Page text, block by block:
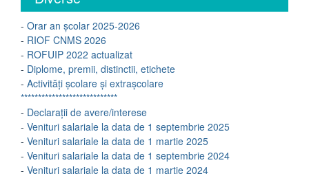
- Orar an școlar 2025-2026
- RIOF CNMS 2026
- ROFUIP 2022 actualizat
- Diplome, premii, distinctii, etichete
- Activități școlare și extrașcolare
****************************
- Declarații de avere/interese
- Venituri salariale la data de 1 septembrie 2025
- Venituri salariale la data de 1 martie 2025
- Venituri salariale la data de 1 septembrie 2024
- Venituri salariale la data de 1 martie 2024